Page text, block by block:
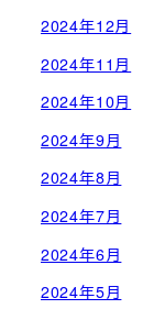
2024年12月
2024年11月
2024年10月
2024年9月
2024年8月
2024年7月
2024年6月
2024年5月